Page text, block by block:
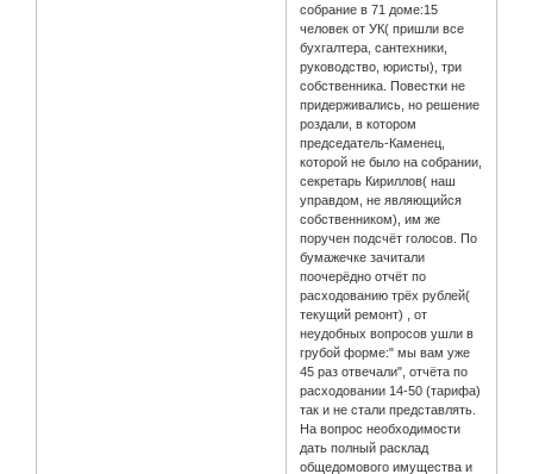
собрание в 71 доме:15
человек от УК( пришли все
бухгалтера, сантехники,
руководство, юристы), три
собственника. Повестки не
придерживались, но решение
роздали, в котором
председатель-Каменец,
которой не было на собрании,
секретарь Кириллов( наш
управдом, не являющийся
собственником), им же
поручен подсчёт голосов. По
бумажечке зачитали
поочерёдно отчёт по
расходованию трёх рублей(
текущий ремонт) , от
неудобных вопросов ушли в
грубой форме:" мы вам уже
45 раз отвечали", отчёта по
расходовании 14-50 (тарифа)
так и не стали представлять.
На вопрос необходимости
дать полный расклад
общедомового имущества и